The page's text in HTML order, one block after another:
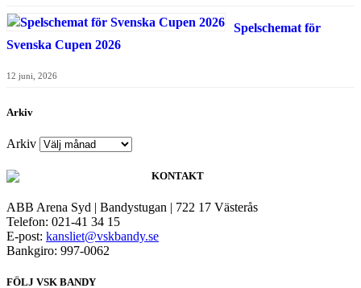
Spelschemat för
Svenska Cupen 2026
12 juni, 2026
Arkiv
Arkiv
KONTAKT
ABB Arena Syd | Bandystugan | 722 17 Västerås
Telefon: 021-41 34 15
E-post: kansliet@vskbandy.se
Bankgiro: 997-0062
FÖLJ VSK BANDY